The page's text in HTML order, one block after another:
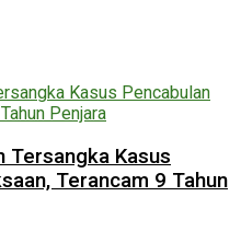
Tersangka Kasus
Terancam 9 Tahun